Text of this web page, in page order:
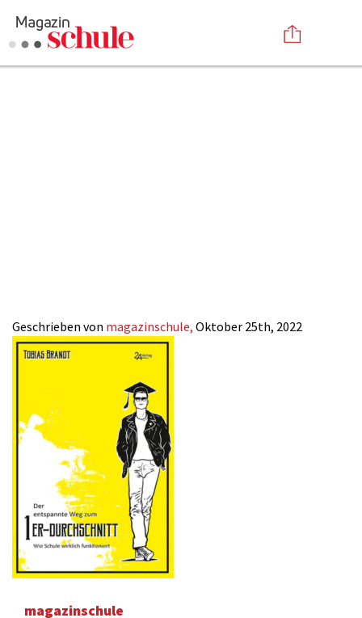
Geschrieben von magazinschule, Oktober 25th, 2022
magazinschule